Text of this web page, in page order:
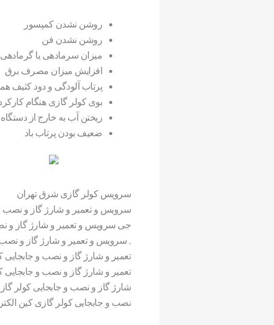
روشن نشدن کمپسور
روشن نشدن فن
میزان سرمادهی یا
افزایش میزان مصرف برق
پرتاب آلودگی و دود کثیف
بوی کولر گازی هنگام
ریختن آب به خارج از دستگاه
ضعیف بودن پرتاب باد
سرویس کولر گازی شرق تهران
سرویس و تعمیر و شارژ گاز و نصب
جی سرویس و تعمیر و شارژ گاز و
, سرویس و تعمیر و شارژ گاز و
تعمیر و شارژ گاز و نصب و جابجایی
تعمیر و شارژ گاز و نصب و جابجایی
شارژ گاز و نصب و جابجاییکولر
نصب و جابجاییکولر گازی کین